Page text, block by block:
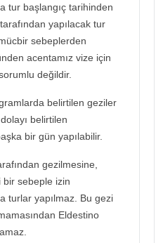
tur başlangıç tarihinden
yapılacak tur
sebeplerden
acentamız vize için
değildir.
belirtilen geziler
belirtilen
bir gün yapılabilir.
gezilmesine,
sebeple izin
turlar yapılmaz. Bu gezi
Eldestino